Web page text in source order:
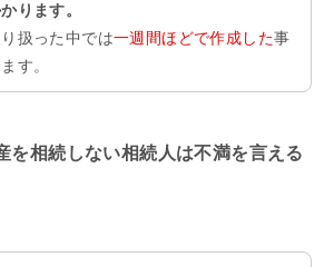
ります。
扱った中では一週間ほどで作成した事
す。
を相続しない相続人は不満を言える